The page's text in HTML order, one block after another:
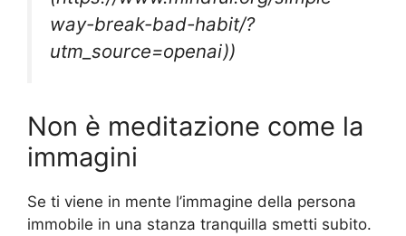
way-break-bad-habit/?
utm_source=openai))
Non è meditazione come la
immagini
Se ti viene in mente l’immagine della persona
immobile in una stanza tranquilla smetti subito.